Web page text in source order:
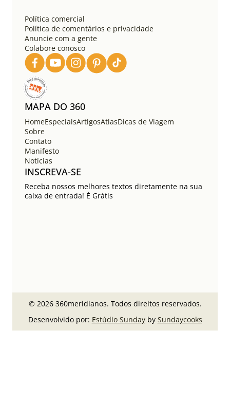
Política comercial
Política de comentários e privacidade
Anuncie com a gente
Colabore conosco
MAPA DO 360
HomeEspeciaisArtigosAtlasDicas de Viagem
Sobre
Contato
Manifesto
Notícias
INSCREVA-SE
Receba nossos melhores textos diretamente na sua
caixa de entrada! É Grátis
© 2026 360meridianos. Todos direitos reservados.
Desenvolvido por: Estúdio Sundayby Sundaycooks